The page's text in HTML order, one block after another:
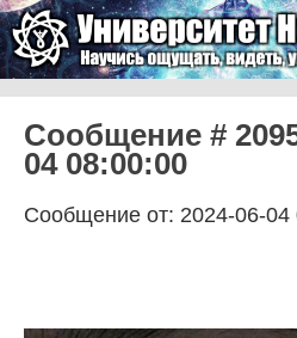
Университет
Сообщение #
04 08:00:00
Сообщение от: 2024-06-04